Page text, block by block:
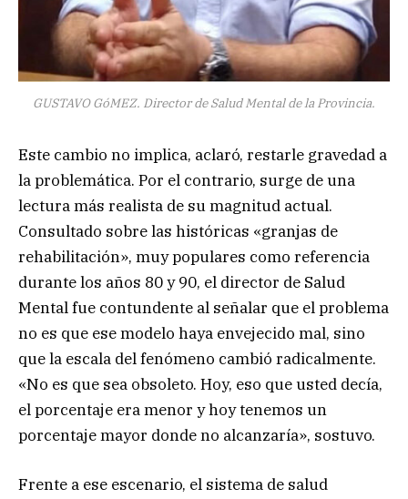
GUSTAVO GóMEZ. Director de Salud Mental de la Provincia.
Este cambio no implica, aclaró, restarle gravedad a
la problemática. Por el contrario, surge de una
lectura más realista de su magnitud actual.
Consultado sobre las históricas «granjas de
rehabilitación», muy populares como referencia
durante los años 80 y 90, el director de Salud
Mental fue contundente al señalar que el problema
no es que ese modelo haya envejecido mal, sino
que la escala del fenómeno cambió radicalmente.
«No es que sea obsoleto. Hoy, eso que usted decía,
el porcentaje era menor y hoy tenemos un
porcentaje mayor donde no alcanzaría», sostuvo.
Frente a ese escenario, el sistema de salud